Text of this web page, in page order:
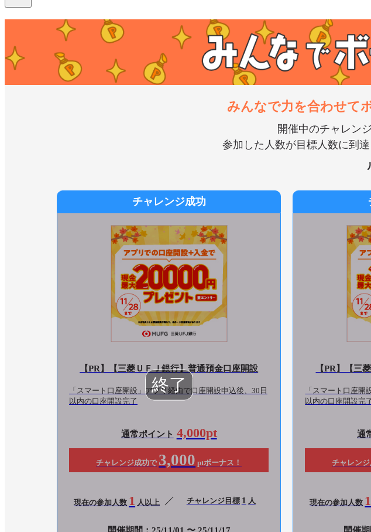
みんなで力を合わせて
開催中のチャレン
参加した人数が目標人数に到
チャレンジ成功
【PR】【三菱ＵＦＪ銀行】普通預金口座開設
「スマート口座開設」アプリ経由で口座開設申込後、30日
以内の口座開設完了
通常ポイント 4,000pt
チャレンジ成功で 3,000 ptボーナス！
現在の参加人数 1 人以上 チャレンジ目標 1 人
開催期間：25/11/01 〜 25/11/17
【PR】【三
「スマート口座開
以内の口座開設完
通
チャレン
現在の参加人数 1
開催